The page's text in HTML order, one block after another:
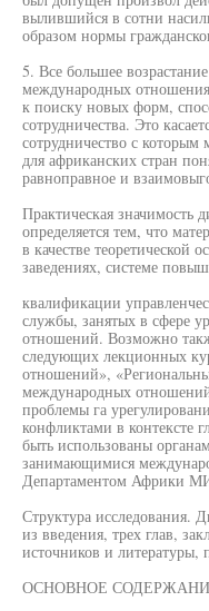
вылившийся в сотни
образом нормы
5. Все большее
международных
к поиску новых форм,
сотрудничества. Это
сотрудничество с
для африканских стран
равноправное и
Практическая значимость
определяется тем, что
в качестве
заведениях, системе
квалификации
службы, занятых в сфере
отношений. Возможно
следующих лекционных
отношений»,
международных
проблемы га
конфликтами в контексте
быть использованы
занимающимися
Департаментом Африки
Структура исследования.
из введения, трех глав,
источников и
ОСНОВНОЕ